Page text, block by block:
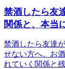
禁酒したら友
関係と、本当
禁酒したら友達
せない方へ。お
れていく関係と